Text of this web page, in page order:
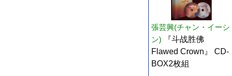
張芸興(チャン・イーシ
ン)
『斗战胜佛
Flawed Crown』 CD-
BOX2枚組